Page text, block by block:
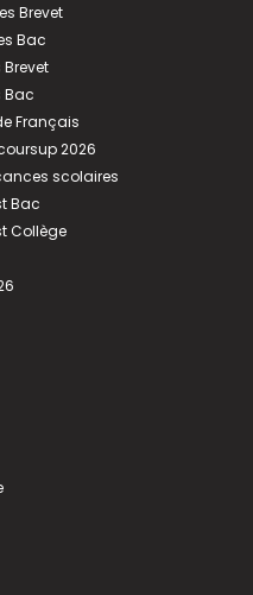
Brevet
Bac
Bac
Français
2026
scolaires
Bac
Collège